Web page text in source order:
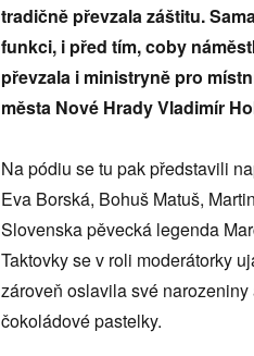
tradičně převzala záštitu.
funkci, i před tím, coby
převzala i ministryně pro
města Nové Hrady Vladimír
Na pódiu se tu pak představili
Eva Borská, Bohuš Matuš,
Slovenska pěvecká legenda
Taktovky se v roli moderátorky
zároveň oslavila své
čokoládové pastelky.